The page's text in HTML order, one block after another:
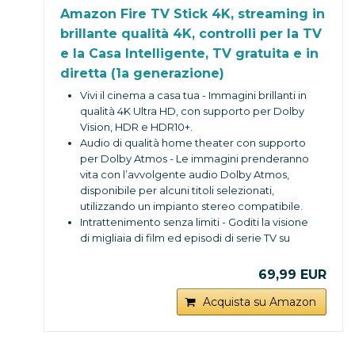
Amazon Fire TV Stick 4K, streaming in
brillante qualità 4K, controlli per la TV
e la Casa Intelligente, TV gratuita e in
diretta (1a generazione)
Vivi il cinema a casa tua - Immagini brillanti in
qualità 4K Ultra HD, con supporto per Dolby
Vision, HDR e HDR10+.
Audio di qualità home theater con supporto
per Dolby Atmos - Le immagini prenderanno
vita con l’avvolgente audio Dolby Atmos,
disponibile per alcuni titoli selezionati,
utilizzando un impianto stereo compatibile.
Intrattenimento senza limiti - Goditi la visione
di migliaia di film ed episodi di serie TV su
NOW, DAZN, Mediaset Infinity, RaiPlay e altri,
e ascolta migliaia di brani musicali. Potrebbe
essere necessario un abbonamento
69,99 EUR
Acquista su Amazon